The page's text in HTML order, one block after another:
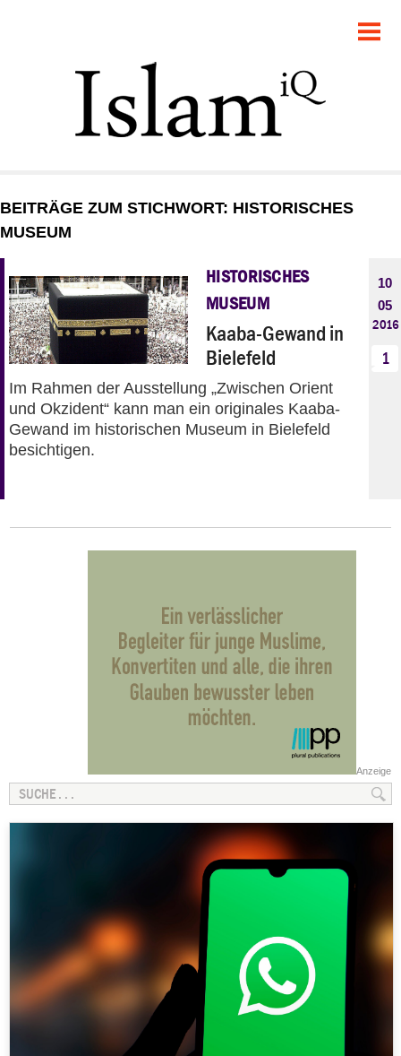
GESELLSCHAFT
STARTSEITE
PANORAMA
BEITRÄGE ZUM STICHWORT: HISTORISCHES
MUSEUM
HISTORISCHES
MUSEUM
Kaaba-Gewand in
Bielefeld
Im Rahmen der Ausstellung „Zwischen Orient
und Okzident“ kann man ein originales Kaaba-
Gewand im historischen Museum in Bielefeld
besichtigen.
10
05
2016
1
Anzeige